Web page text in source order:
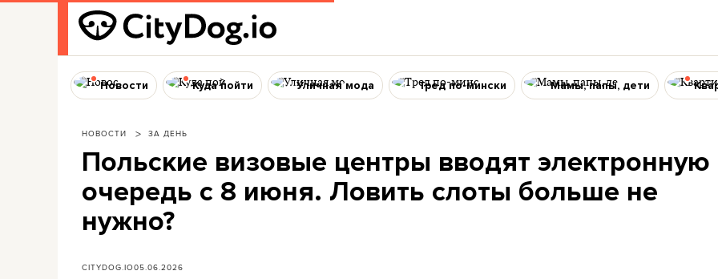
Новости Куда пойти Уличная мода Тред по-мински Мамы, папы, дети
НОВОСТИ ЗА ДЕНЬ
Польские визовые центры вводят электронную
очередь с 8 июня. Ловить слоты больше не
нужно?
CITYDOG.IO05.06.2026